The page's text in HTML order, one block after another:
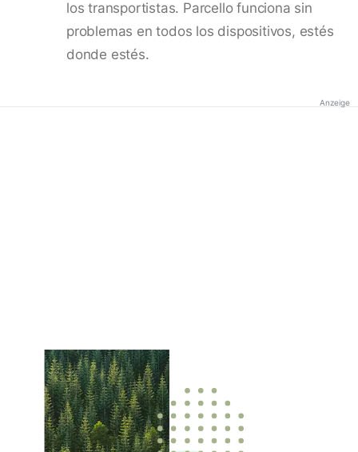
los transportistas. Parcello funciona sin
problemas en todos los dispositivos, estés
donde estés.
Anzeige